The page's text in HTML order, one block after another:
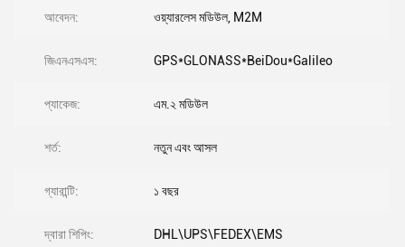
আবেদন: ওয়্যারলেস মডিউল, M2M
জিএনএসএস: GPS*GLONASS*BeiDou*Galileo
প্যাকেজ: এম.২ মডিউল
শর্ত: নতুন এবং আসল
গ্যারান্টি: ১ বছর
দ্বারা শিপিং: DHL\UPS\FEDEX\EMS